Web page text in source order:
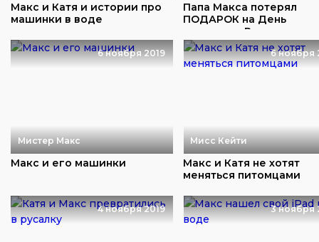
Макс и Катя и истории про
машинки в воде
Папа Макса потерял
ПОДАРОК на День
рождение Ромы
6 ноября 2019
Мистер Макс
Макс и его машинки
6 ноября
Мисс Кейти
Макс и Катя не хотят
меняться питомцами
4 ноября 2019 3 ноября